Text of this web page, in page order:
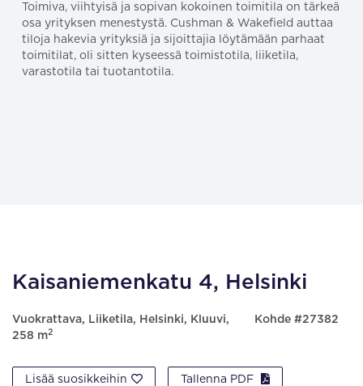
Toimiva, viihtyisä ja sopivan kokoinen toimitila on tärkeä
osa yrityksen menestystä. Cushman & Wakefield auttaa
tiloja hakevia yrityksiä ja sijoittajia löytämään parhaat
toimitilat, oli sitten kyseessä toimistotila, liiketila,
varastotila tai tuotantotila.
Kaisaniemenkatu 4, Helsinki
Vuokrattava, Liiketila, Helsinki, Kluuvi,
258 m2
Kohde #27382
Lisää suosikkeihin Tallenna PDF